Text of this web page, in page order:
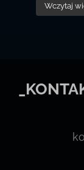
Wczytaj